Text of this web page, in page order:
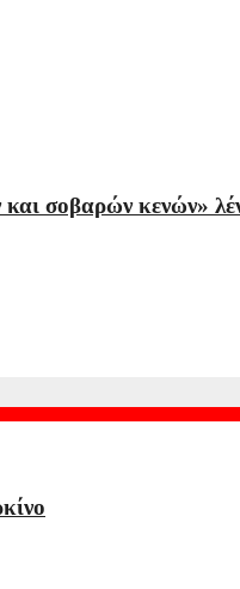
σοβαρών κενών»